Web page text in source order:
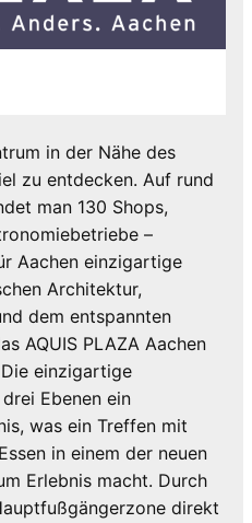
in der Nähe des
zu entdecken. Auf rund
man 130 Shops,
–
Aachen einzigartige
Architektur,
dem entspannten
AQUIS PLAZA Aachen
einzigartige
Ebenen ein
was ein Treffen mit
in einem der neuen
Erlebnis macht. Durch
direkt